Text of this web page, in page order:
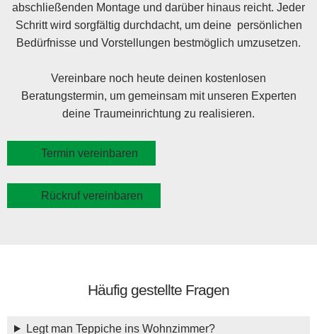
abschließenden Montage und darüber hinaus reicht. Jeder
Schritt wird sorgfältig durchdacht, um deine persönlichen
Bedürfnisse und Vorstellungen bestmöglich umzusetzen.
Vereinbare noch heute deinen kostenlosen
Beratungstermin, um gemeinsam mit unseren Experten
deine Traumeinrichtung zu realisieren.
Termin vereinbaren
Rückruf vereinbaren
Häufig gestellte Fragen
Legt man Teppiche ins Wohnzimmer?